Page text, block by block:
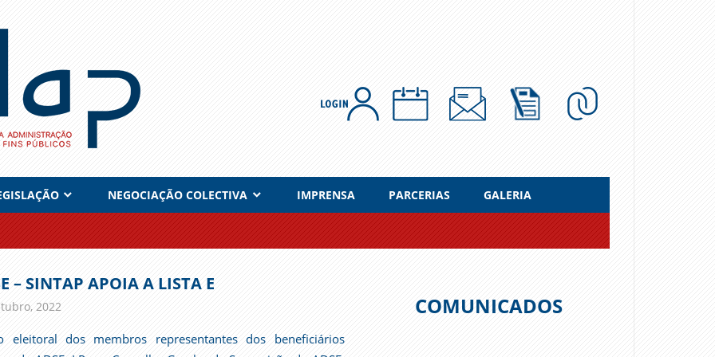
NEGOCIAÇÃO COLECTIVA IMPRENSA PARCERIAS GALERIA
– SINTAP APOIA A LISTA E
2022admin
Comunicados
eleitoral dos membros representantes dos beneficiários
COMUNICADOS